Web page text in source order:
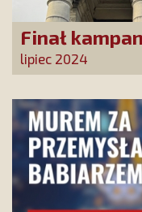
Finał
Anno,
lipiec 2024